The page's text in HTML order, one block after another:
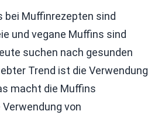
bei Muffinrezepten sind
und vegane Muffins sind
suchen nach gesunden
Trend ist die Verwendung
macht die Muffins
von